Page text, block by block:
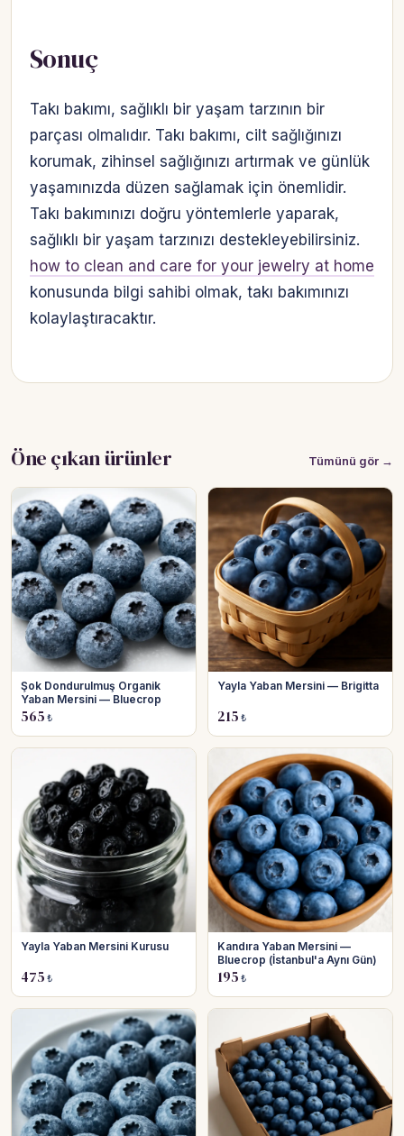
Sonuç
Takı bakımı, sağlıklı bir yaşam tarzının bir
parçası olmalıdır. Takı bakımı, cilt sağlığınızı
korumak, zihinsel sağlığınızı artırmak ve günlük
yaşamınızda düzen sağlamak için önemlidir.
Takı bakımınızı doğru yöntemlerle yaparak,
sağlıklı bir yaşam tarzınızı destekleyebilirsiniz.
how to clean and care for your jewelry at home
konusunda bilgi sahibi olmak, takı bakımınızı
kolaylaştıracaktır.
Öne çıkan ürünler Tümünü gör →
Şok Dondurulmuş Organik
Yaban Mersini — Bluecrop
565 ₺
Yayla Yaban Mersini — Brigitta
215 ₺
Yayla Yaban Mersini Kurusu
475 ₺
Kandıra Yaban Mersini —
Bluecrop (İstanbul'a Aynı Gün)
195 ₺